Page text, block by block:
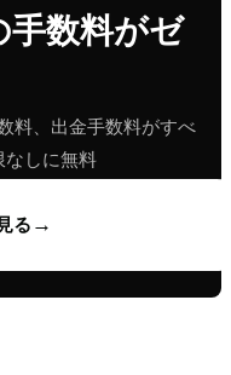
手数料がゼ
料、出金手数料がすべ
なしに無料
る →